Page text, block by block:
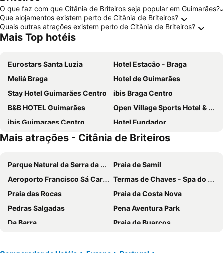
O que faz com que Citânia de Briteiros seja popular em Guimarães?
Que alojamentos existem perto de Citânia de Briteiros?
Quais outras atrações existem perto de Citânia de Briteiros?
Mais Top hotéis
Eurostars Santa Luzia
Hotel Estacão - Braga
Meliá Braga
Hotel de Guimarães
Stay Hotel Guimarães Centro
ibis Braga Centro
B&B HOTEL Guimarães
Open Village Sports Hotel & Spa Club
ibis Guimaraes Centro
Hotel Fundador
Vila Gale Collection Braga
ibis budget Braga Centro
Basic Braga by Axis
The lince Braga
Flag Hotel Braga
Hotel Villa Garden Braga
Mercure Braga Centro Hotel
Hotel do Lago
B&B HOTEL Braga Lamacaes
Hotel Moon & Sun Braga
Holiday Inn Braga By Ihg
Hotel Mestre de Avis
Mais atrações - Citânia de Briteiros
Parque Natural da Serra da Estrela
Praia de Samil
Aeroporto Francisco Sá Carneiro
Termas de Chaves - Spa do Imperador
Praia das Rocas
Praia da Costa Nova
Pedras Salgadas
Pena Aventura Park
Da Barra
Praia de Buarcos
Mariparque
Praia de Vieira